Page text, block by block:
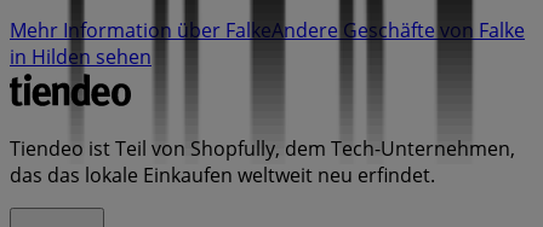
Mehr Information über FalkeAndere Geschäfte von Falke
in Hilden sehen
Tiendeo ist Teil von Shopfully, dem Tech-Unternehmen,
das das lokale Einkaufen weltweit neu erfindet.